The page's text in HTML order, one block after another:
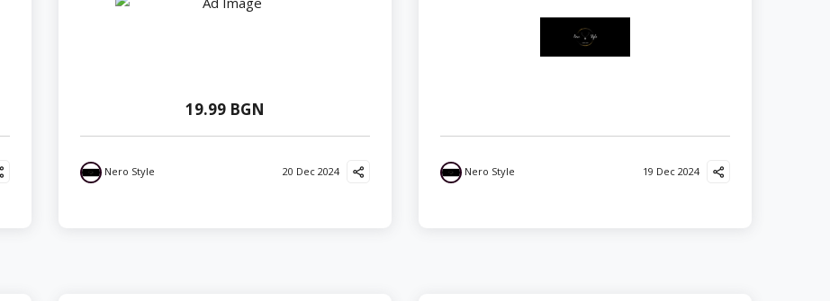
19.99 BGN
Nero Style 20 Dec 2024 Nero Style 19 Dec 2024